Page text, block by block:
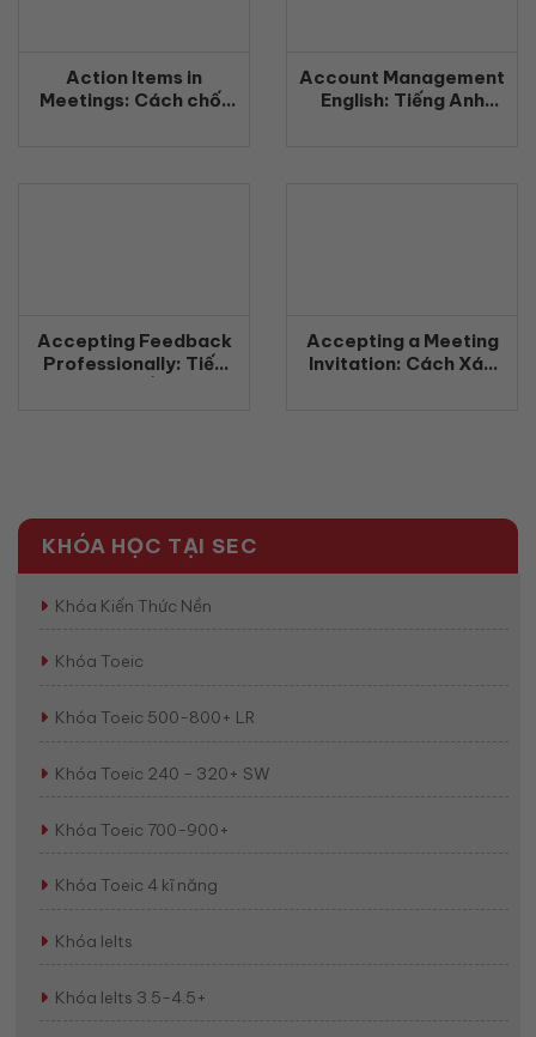
Action Items in
Meetings: Cách chốt
Account Management
English: Tiếng Anh
Accepting Feedback
Professionally: Tiếp
Accepting a Meeting
Invitation: Cách Xác
KHÓA HỌC TẠI SEC
Khóa Kiến Thức Nền
Khóa Toeic
Khóa Toeic 500-800+ LR
Khóa Toeic 240 - 320+ SW
Khóa Toeic 700-900+
Khóa Toeic 4 kĩ năng
Khóa Ielts
Khóa Ielts 3.5-4.5+